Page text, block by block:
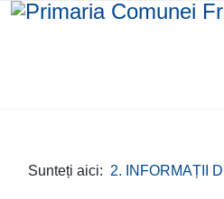
Sunteți aici: 2. INFORMAȚII